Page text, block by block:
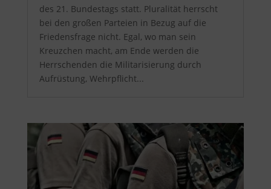
des 21. Bundestags statt. Pluralität herrscht
bei den großen Parteien in Bezug auf die
Friedensfrage nicht. Egal, wo man sein
Kreuzchen macht, am Ende werden die
Herrschenden die Militarisierung durch
Aufrüstung, Wehrpflicht...